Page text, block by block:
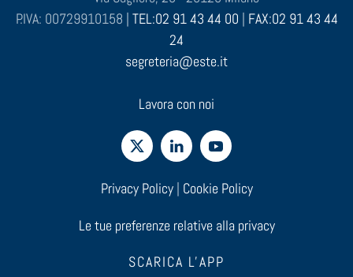
P.IVA: 00729910158 | TEL:02 91 43 44 00 | FAX:02 91 43 44
24
segreteria@este.it
Lavora con noi
Privacy Policy| Cookie Policy
Le tue preferenze relative alla privacy
SCARICA L'APP